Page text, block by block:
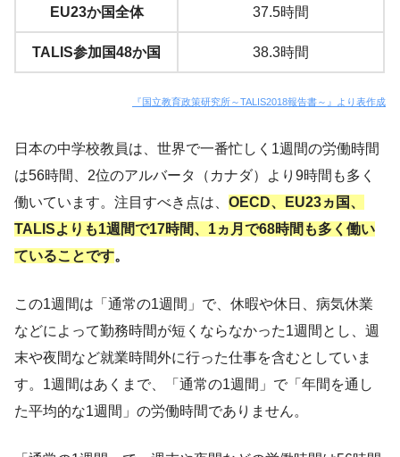
EU23か国全体 37.5時間
TALIS参加国48か国 38.3時間
『国立教育政策研究所～TALIS2018報告書～』より表作成
日本の中学校教員は、世界で一番忙しく1週間の労働時間
は56時間、2位のアルバータ（カナダ）より9時間も多く
働いています。注目すべき点は、 OECD、EU23ヵ国、
TALISよりも1週間で17時間、1ヵ月で68時間も多く働い
ていることです。
この1週間は「通常の1週間」で、休暇や休日、病気休業
などによって勤務時間が短くならなかった1週間とし、週
末や夜間など就業時間外に行った仕事を含むとしていま
す。1週間はあくまで、「通常の1週間」で「年間を通し
た平均的な1週間」の労働時間でありません。